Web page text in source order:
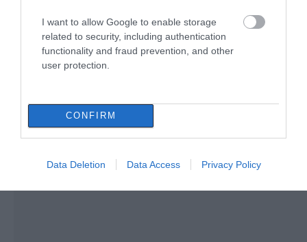
I want to allow Google to enable storage
related to security, including authentication
functionality and fraud prevention, and other
user protection.
CONFIRM
Data Deletion Data Access Privacy Policy